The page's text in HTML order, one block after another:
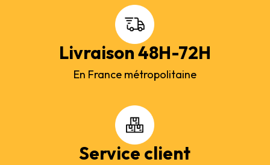
Livraison 48H-72H
En France métropolitaine
Service client